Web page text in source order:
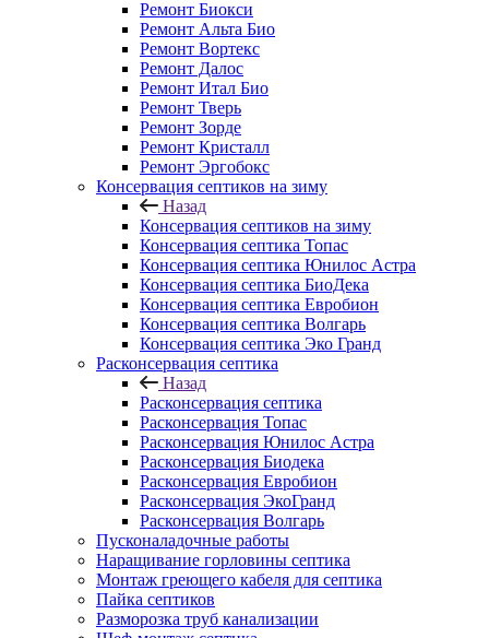
Ремонт Биокси
Ремонт Альта Био
Ремонт Вортекс
Ремонт Далос
Ремонт Итал Био
Ремонт Тверь
Ремонт Зорде
Ремонт Кристалл
Ремонт Эргобокс
Консервация септиков на зиму
Назад
Консервация септиков на зиму
Консервация септика Топас
Консервация септика Юнилос Астра
Консервация септика БиоДека
Консервация септика Евробион
Консервация септика Волгарь
Консервация септика Эко Гранд
Расконсервация септика
Назад
Расконсервация септика
Расконсервация Топас
Расконсервация Юнилос Астра
Расконсервация Биодека
Расконсервация Евробион
Расконсервация ЭкоГранд
Расконсервация Волгарь
Пусконаладочные работы
Наращивание горловины септика
Монтаж греющего кабеля для септика
Пайка септиков
Разморозка труб канализации